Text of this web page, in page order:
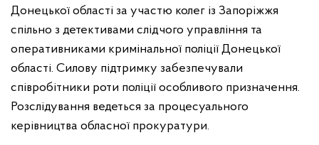
Донецької області за участю колег із Запоріжжя
спільно з детективами слідчого управління та
оперативниками кримінальної поліції Донецької
області. Силову підтримку забезпечували
співробітники роти поліції особливого призначення.
Розслідування ведеться за процесуального
керівництва обласної прокуратури.